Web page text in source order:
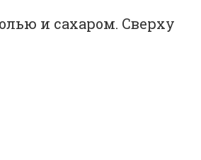
и сахаром. Сверху